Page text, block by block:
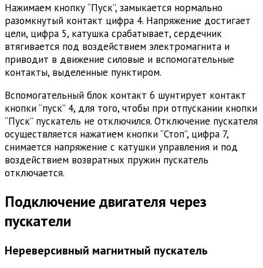
Нажимаем кнопку “Пуск”, замыкается нормально
разомкнутый контакт цифра 4. Напряжение достигает
цели, цифра 5, катушка срабатывает, сердечник
втягивается под воздействием электромагнита и
приводит в движение силовые и вспомогательные
контакты, выделенные пунктиром.
Вспомогательный блок контакт 6 шунтирует контакт
кнопки “пуск” 4, для того, чтобы при отпускании кнопки
“Пуск” пускатель не отключился. Отключение пускателя
осуществляется нажатием кнопки “Стоп”, цифра 7,
снимается напряжение с катушки управления и под
воздействием возвратных пружин пускатель
отключается.
Подключение двигателя через
пускатели
Нереверсивный магнитный пускатель